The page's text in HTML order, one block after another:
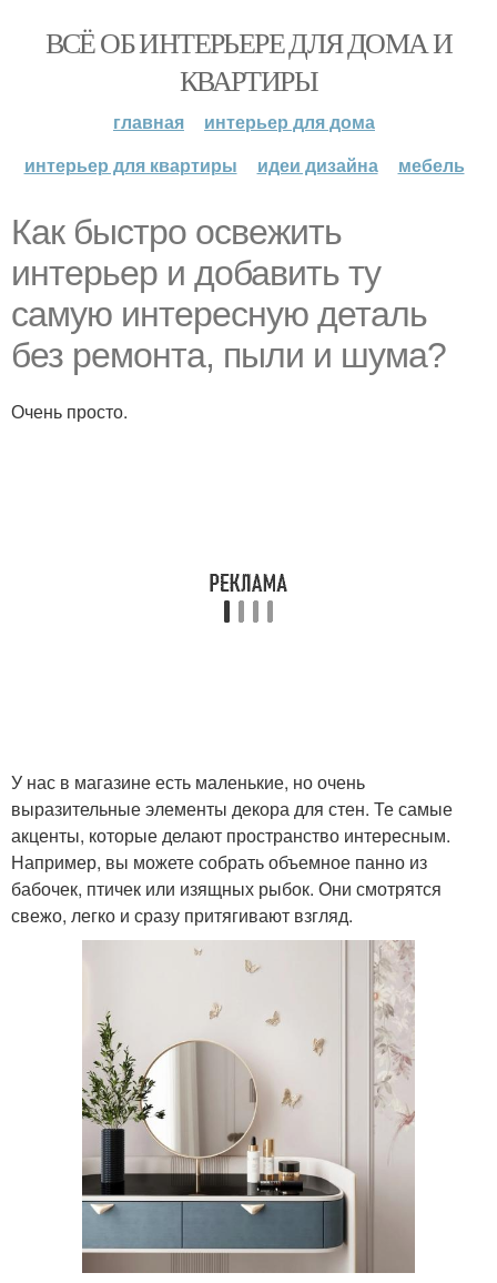
ВСЁ ОБ ИНТЕРЬЕРЕ ДЛЯ ДОМА И
КВАРТИРЫ
главная
интерьер для дома
интерьер для квартиры
идеи дизайна мебель
Как быстро освежить
интерьер и добавить ту
самую интересную деталь
без ремонта, пыли и шума?
Очень просто.
У нас в магазине есть маленькие, но очень
выразительные элементы декора для стен. Те самые
акценты, которые делают пространство интересным.
Например, вы можете собрать объемное панно из
бабочек, птичек или изящных рыбок. Они смотрятся
свежо, легко и сразу притягивают взгляд.